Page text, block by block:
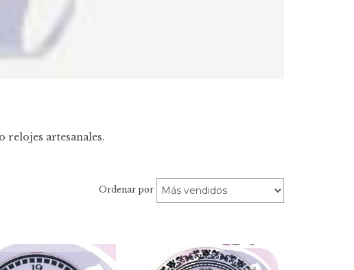
relojes artesanales.
Ordenar por